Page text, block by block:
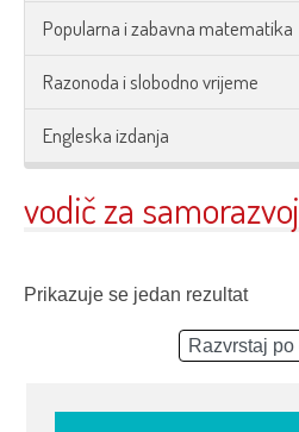
Popularna i zabavna matematika
Razonoda i slobodno vrijeme
Engleska izdanja
vodič za samorazvoj
Prikazuje se jedan rezultat